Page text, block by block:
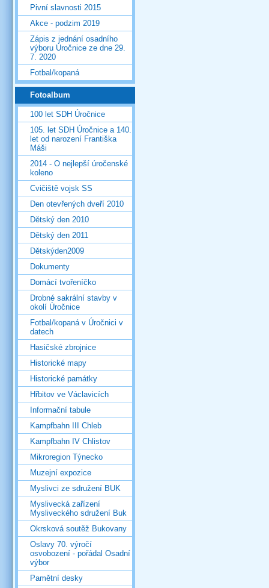
Pivní slavnosti 2015
Akce - podzim 2019
Zápis z jednání osadního
výboru Úročnice ze dne 29.
7. 2020
Fotbal/kopaná
Fotoalbum
100 let SDH Úročnice
105. let SDH Úročnice a 140.
let od narození Františka
Máši
2014 - O nejlepší úročenské
koleno
Cvičiště vojsk SS
Den otevřených dveří 2010
Dětský den 2010
Dětský den 2011
Dětskýden2009
Dokumenty
Domácí tvořeníčko
Drobné sakrální stavby v
okolí Úročnice
Fotbal/kopaná v Úročnici v
datech
Hasičské zbrojnice
Historické mapy
Historické památky
Hřbitov ve Václavicích
Informační tabule
Kampfbahn III Chleb
Kampfbahn IV Chlistov
Mikroregion Týnecko
Muzejní expozice
Myslivci ze sdružení BUK
Myslivecká zařízení
Mysliveckého sdružení Buk
Okrsková soutěž Bukovany
Oslavy 70. výročí
osvobození - pořádal Osadní
výbor
Pamětní desky